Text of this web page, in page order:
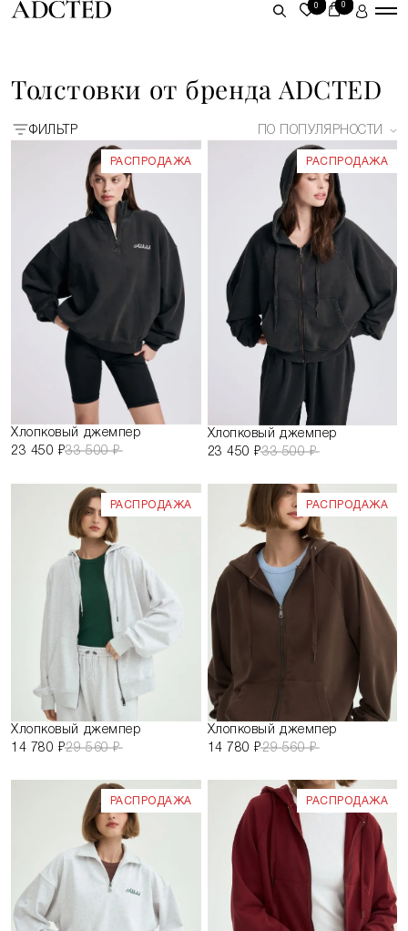
0 0
ВОЙТИ
ЗАРЕГИСТРИРОВАТЬСЯ
Толстовки от бренда ADCTED
ФИЛЬТР ПО ПОПУЛЯРНОСТИ
РАСПРОДАЖА
Хлопковый джемпер
23 450 ₽33 500 ₽
РАСПРОДАЖА
Хлопковый джемпер
23 450 ₽33 500 ₽
РАСПРОДАЖА
Хлопковый джемпер
14 780 ₽29 560 ₽
РАСПРОДАЖА
Хлопковый джемпер
14 780 ₽29 560 ₽
РАСПРОДАЖА РАСПРОДАЖА